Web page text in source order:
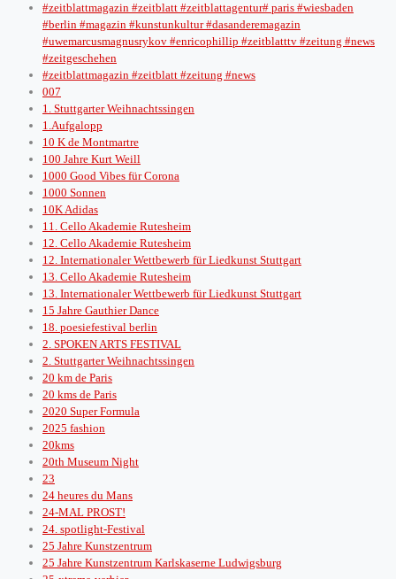
#zeitblattmagazin #zeitblatt #zeitblattagentur# paris #wiesbaden
#berlin #magazin #kunstunkultur #dasanderemagazin
#uwemarcusmagnusrykov #enricophillip #zeitblatttv #zeitung #news
#zeitgeschehen
#zeitblattmagazin #zeitblatt #zeitung #news
007
1. Stuttgarter Weihnachtssingen
1.Aufgalopp
10 K de Montmartre
100 Jahre Kurt Weill
1000 Good Vibes für Corona
1000 Sonnen
10K Adidas
11. Cello Akademie Rutesheim
12. Cello Akademie Rutesheim
12. Internationaler Wettbewerb für Liedkunst Stuttgart
13. Cello Akademie Rutesheim
13. Internationaler Wettbewerb für Liedkunst Stuttgart
15 Jahre Gauthier Dance
18. poesiefestival berlin
2. SPOKEN ARTS FESTIVAL
2. Stuttgarter Weihnachtssingen
20 km de Paris
20 kms de Paris
2020 Super Formula
2025 fashion
20kms
20th Museum Night
23
24 heures du Mans
24-MAL PROST!
24. spotlight-Festival
25 Jahre Kunstzentrum
25 Jahre Kunstzentrum Karlskaserne Ludwigsburg